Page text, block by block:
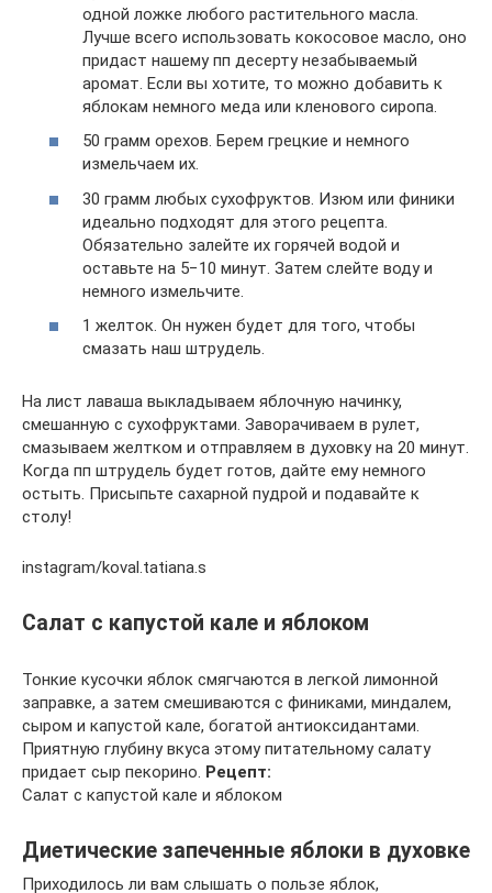
одной ложке любого растительного масла.
Лучше всего использовать кокосовое масло, оно
придаст нашему пп десерту незабываемый
аромат. Если вы хотите, то можно добавить к
яблокам немного меда или кленового сиропа.
50 грамм орехов. Берем грецкие и немного
измельчаем их.
30 грамм любых сухофруктов. Изюм или финики
идеально подходят для этого рецепта.
Обязательно залейте их горячей водой и
оставьте на 5−10 минут. Затем слейте воду и
немного измельчите.
1 желток. Он нужен будет для того, чтобы
смазать наш штрудель.
На лист лаваша выкладываем яблочную начинку,
смешанную с сухофруктами. Заворачиваем в рулет,
смазываем желтком и отправляем в духовку на 20 минут.
Когда пп штрудель будет готов, дайте ему немного
остыть. Присыпьте сахарной пудрой и подавайте к
столу!
instagram/koval.tatiana.s
Салат с капустой кале и яблоком
Тонкие кусочки яблок смягчаются в легкой лимонной
заправке, а затем смешиваются с финиками, миндалем,
сыром и капустой кале, богатой антиоксидантами.
Приятную глубину вкуса этому питательному салату
придает сыр пекорино. Рецепт:
Салат с капустой кале и яблоком
Диетические запеченные яблоки в духовке
Приходилось ли вам слышать о пользе яблок,